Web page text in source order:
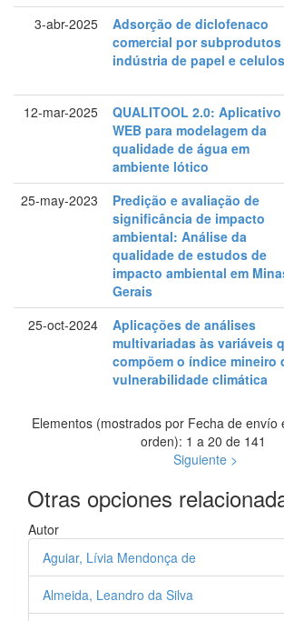
3-abr-2025
Adsorção de diclofenaco
comercial por subprodutos
indústria de papel e
12-mar-2025
QUALITOOL 2.0: Aplicativo
WEB para modelagem da
qualidade de água em
ambiente lótico
25-may-2023
Predição e avaliação de
significância de impacto
ambiental: Análise da
qualidade de estudos de
impacto ambiental em
Gerais
25-oct-2024
Aplicações de análises
multivariadas às variáveis
compõem o índice mineiro
vulnerabilidade climática
Elementos (mostrados por Fecha de envío
orden): 1 a 20 de 141
Siguiente >
Otras opciones
Autor
Aguiar, Lívia Mendonça de
Almeida, Leandro da Silva